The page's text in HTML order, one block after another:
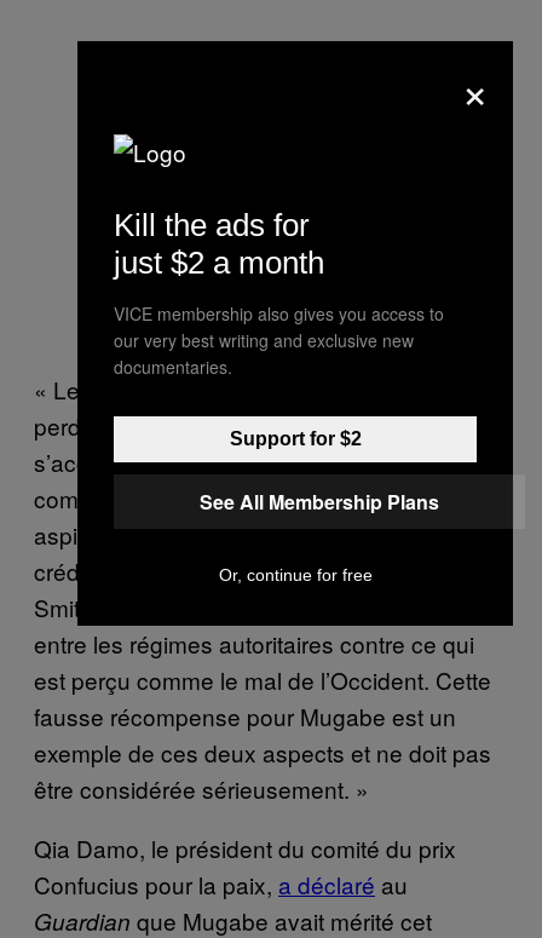
« Les dictateurs qui depuis longtemps ont
perdu toute légitimité internationale en
s’accrochant coûte que coûte au pouvoir,
comme c’est le cas pour Robert Mugabe,
aspirent souvent à redorer leur image et leur
crédibilité à l’aide de prix bidons, » selon
Smith. « C’est aussi une forme de solidarité
entre les régimes autoritaires contre ce qui
est perçu comme le mal de l’Occident. Cette
fausse récompense pour Mugabe est un
exemple de ces deux aspects et ne doit pas
être considérée sérieusement. »
Qia Damo, le président du comité du prix
Confucius pour la paix, a déclaré au
Guardian que Mugabe avait mérité cet
×
Kill the ads for
just $2 a month
VICE membership also gives you access to
our very best writing and exclusive new
documentaries.
Support for $2
See All Membership Plans
Or, continue for free